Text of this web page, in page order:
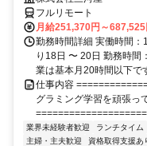
フルリモート
月給251,370円～687,525
勤務時間詳細 実働時間
り18日 〜 20日 勤務時
業は基本月20時間以下で
仕事内容
グラミング学習を頑張っ
業界未経験者歓迎 ランチタイム
主婦・主夫歓迎
資格取得支援あ